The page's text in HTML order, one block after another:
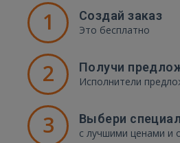
1 Создай заказ
Это бесплатно
2 Получи
Исполнители
3 Выбери
с лучшими ценами и